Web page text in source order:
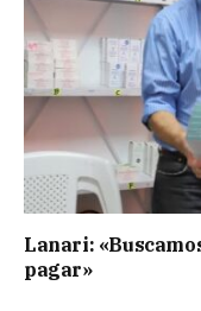
Lanari:
pagar»